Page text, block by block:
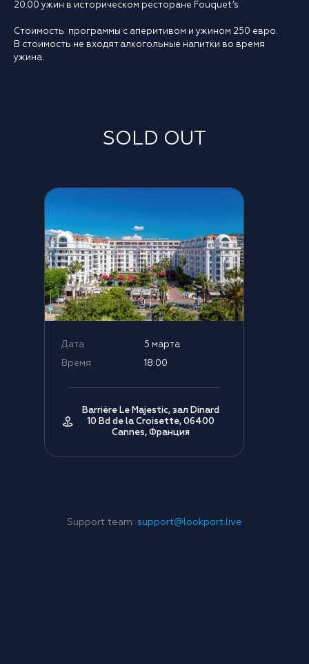
20.00 ужин в историческом ресторане Fouquet’s
Стоимость программы с аперитивом и ужином 250 евро.
В стоимость не входят алкогольные напитки во время
ужина.
SOLD OUT
Дата 5 марта
Время 18:00
Barrière Le Majestic, зал Dinard
10 Bd de la Croisette, 06400
Cannes, Франция
Support team: support@lookport.live